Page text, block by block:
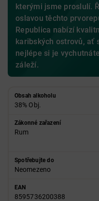
kterými jsme proslulí.
oslavou těchto
Republica nabízí
karibských ostrovů, ať
nejlépe si je
záleží.
Obsah alkoholu
38% Obj.
Zákonné zařazení
Rum
Spotřebujte do
Neomezeno
EAN
8595736200388